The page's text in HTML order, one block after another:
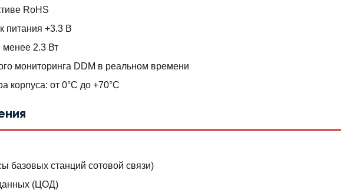
RoHS
питания +3.3 В
менее 2.3 Вт
мониторинга DDM в реальном времени
корпуса: от 0°C до +70°C
базовых станций сотовой связи)
(ЦОД)